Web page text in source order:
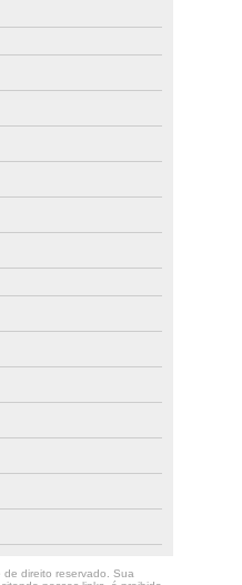
direito reservado. Sua